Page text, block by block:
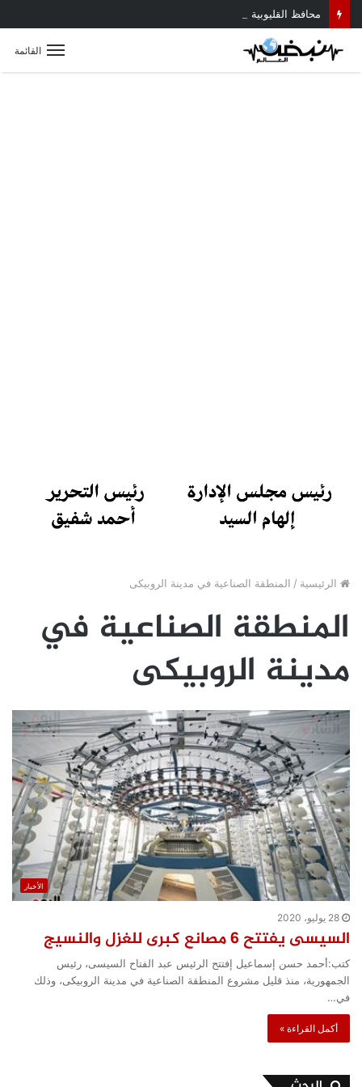
القائمة
الرئيسية / المنطقة الصناعية في مدينة الروبيكى
المنطقة الصناعية في
مدينة الروبيكى
الأخبار
28 يوليو، 2020
السيسى يفتتح 6 مصانع كبرى للغزل والنسيج
كتب:أحمد حسن إسماعيل إفتتح الرئيس عبد الفتاح السيسى، رئيس
الجمهورية، منذ قليل مشروع المنطقة الصناعية في مدينة الروبيكى، وذلك
في…
أكمل القراءة »